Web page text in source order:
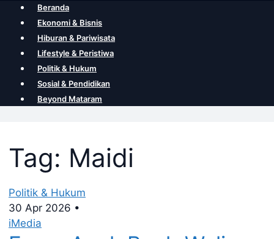
Beranda
Ekonomi & Bisnis
Hiburan & Pariwisata
Lifestyle & Peristiwa
Politik & Hukum
Sosial & Pendidikan
Beyond Mataram
Tag: Maidi
Politik & Hukum
30 Apr 2026 •
iMedia